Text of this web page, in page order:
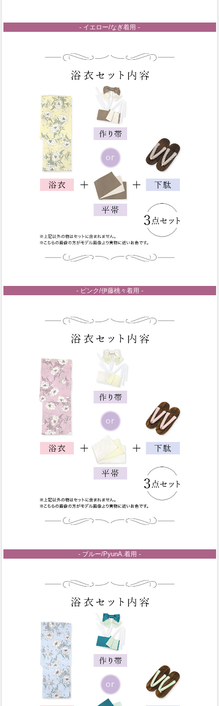
- イエロー/なぎ着用 -
- ピンク/伊藤桃々着用 -
- ブルー/PyunA.着用 -